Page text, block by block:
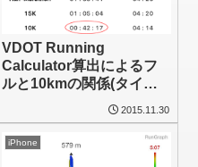
VDOT Running
Calculator算出によるフ
ルと10kmの関係(タイム)
はかなりいいセンいって
る
2015.11.30
iPhone